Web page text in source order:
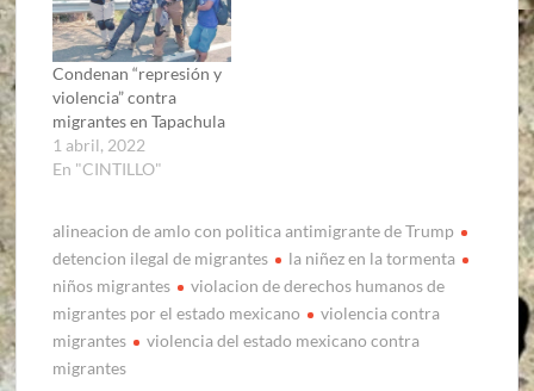
Condenan “represión y
violencia” contra
migrantes en Tapachula
1 abril, 2022
En "CINTILLO"
alineacion de amlo con politica antimigrante de Trump
detencion ilegal de migrantes
la niñez en la tormenta
niños migrantes
violacion de derechos humanos de
migrantes por el estado mexicano
violencia contra
migrantes
violencia del estado mexicano contra
migrantes